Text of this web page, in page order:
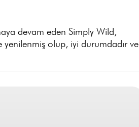
devam eden Simply Wild,
olup, iyi durumdadır ve